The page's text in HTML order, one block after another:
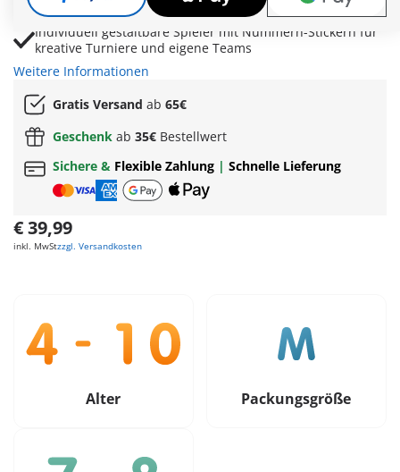
Schiedsrichter für authentisches Stadionfeeling
Individuell gestaltbare Spieler mit Nummern-Stickern für
kreative Turniere und eigene Teams
Weitere Informationen
Gratis Versand ab 65€
Geschenk ab 35€ Bestellwert
Sichere & Flexible Zahlung | Schnelle Lieferung
€ 39,99
inkl. MwStzzgl. Versandkosten
Alter Packungsgröße